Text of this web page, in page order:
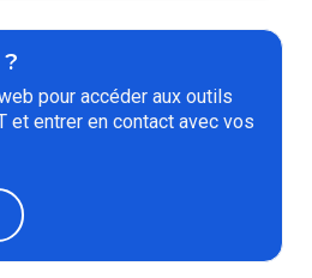
pour accéder aux outils
et entrer en contact avec vos